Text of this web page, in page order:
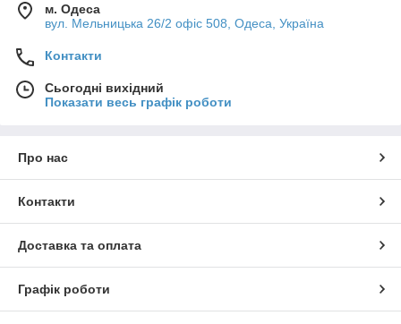
м. Одеса
вул. Мельницька 26/2 офіс 508, Одеса, Україна
Контакти
Сьогодні вихідний
Показати весь графік роботи
Про нас
Контакти
Доставка та оплата
Графік роботи